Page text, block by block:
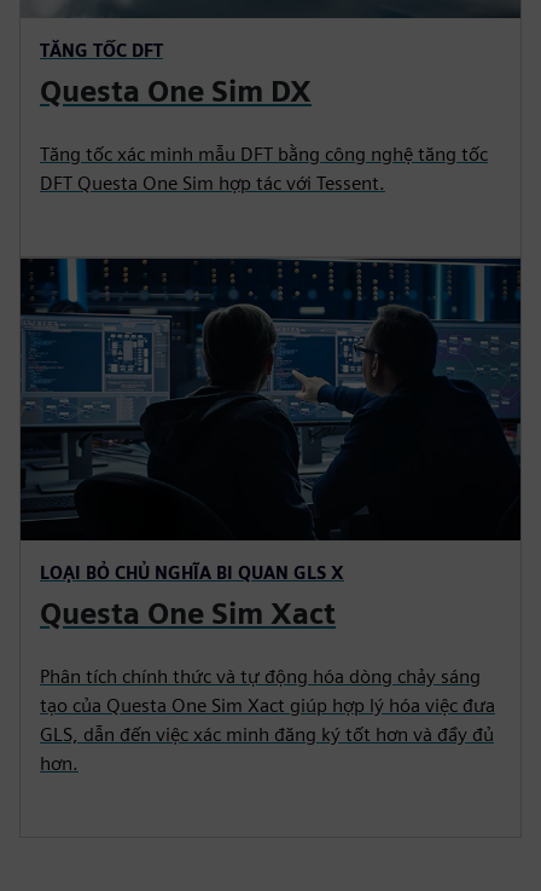
TĂNG TỐC DFT
Questa One Sim DX
Tăng tốc xác minh mẫu DFT bằng công nghệ tăng tốc
DFT Questa One Sim hợp tác với Tessent.
LOẠI BỎ CHỦ NGHĨA BI QUAN GLS X
Questa One Sim Xact
Phân tích chính thức và tự động hóa dòng chảy sáng
tạo của Questa One Sim Xact giúp hợp lý hóa việc đưa
GLS, dẫn đến việc xác minh đăng ký tốt hơn và đầy đủ
hơn.